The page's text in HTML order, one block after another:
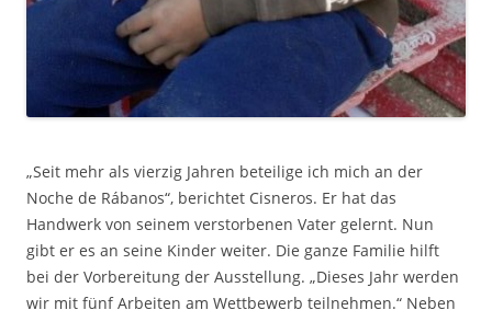
„Seit mehr als vierzig Jahren beteilige ich mich an der
Noche de Rábanos“, berichtet Cisneros. Er hat das
Handwerk von seinem verstorbenen Vater gelernt. Nun
gibt er es an seine Kinder weiter. Die ganze Familie hilft
bei der Vorbereitung der Ausstellung. „Dieses Jahr werden
wir mit fünf Arbeiten am Wettbewerb teilnehmen.“ Neben